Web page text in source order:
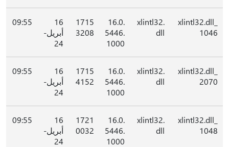
xlintl32.dll_
1046
xlintl32.
dll
16.0.
5446.
1000
1715
3208
16
أبريل-
24
09:55
xlintl32.dll_
2070
xlintl32.
dll
16.0.
5446.
1000
1715
4152
16
أبريل-
24
09:55
xlintl32.dll_
1048
xlintl32.
dll
16.0.
5446.
1000
1721
0032
16
أبريل-
24
09:55